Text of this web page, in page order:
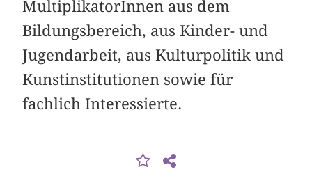
MultiplikatorInnen aus dem
Bildungsbereich, aus Kinder- und
Jugendarbeit, aus Kulturpolitik und
Kunstinstitutionen sowie für
fachlich Interessierte.